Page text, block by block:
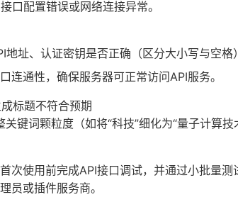
口配置错误或网络连接异常。
地址、认证密钥是否正确（区分大小写与空格
连通性，确保服务器可正常访问API服务。
成标题不符合预期
关键词颗粒度（如将“科技”细化为“量子计算
次使用前完成API接口调试，并通过小批量测
员或插件服务商。